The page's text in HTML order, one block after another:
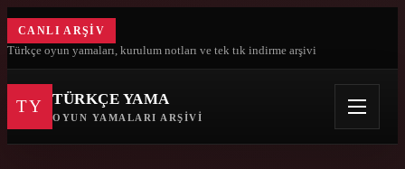
CANLI ARŞIV
Türkçe oyun yamaları, kurulum notları ve tek tık indirme arşivi
TY TÜRKÇE YAMA
OYUN YAMALARI ARŞIVI